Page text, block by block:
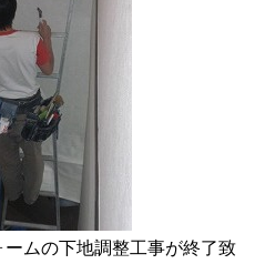
ムの下地調整工事が終了致